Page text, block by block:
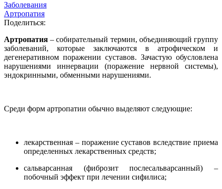
Заболевания
Артропатия
Поделиться:
Артропатия – собирательный термин, объединяющий группу
заболеваний, которые заключаются в атрофическом и
дегенеративном поражении суставов. Зачастую обусловлена
нарушениями иннервации (поражение нервной системы),
эндокринными, обменными нарушениями.
Среди форм артропатии обычно выделяют следующие:
лекарственная – поражение суставов вследствие приема
определенных лекарственных средств;
сальварсанная (фиброзит послесальварсанный) –
побочный эффект при лечении сифилиса;